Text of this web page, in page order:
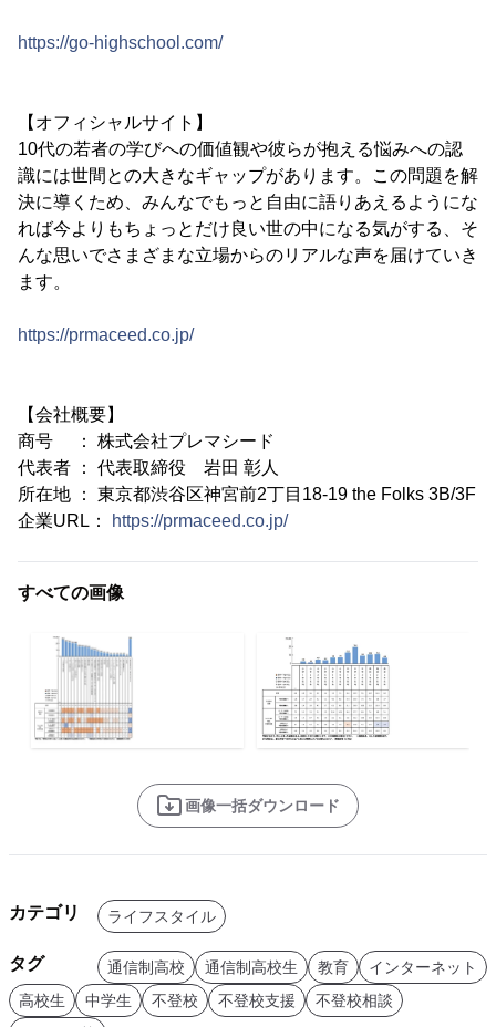
https://go-highschool.com/
【オフィシャルサイト】
10代の若者の学びへの価値観や彼らが抱える悩みへの認
識には世間との大きなギャップがあります。この問題を解
決に導くため、みんなでもっと自由に語りあえるようにな
れば今よりもちょっとだけ良い世の中になる気がする、そ
んな思いでさまざまな立場からのリアルな声を届けていき
ます。
https://prmaceed.co.jp/
【会社概要】
商号 ： 株式会社プレマシード
代表者 ： 代表取締役 岩田 彰人
所在地 ： 東京都渋谷区神宮前2丁目18-19 the Folks 3B/3F
企業URL：
https://prmaceed.co.jp/
すべての画像
画像一括ダウンロード
カテゴリ ライフスタイル
タグ 通信制高校 通信制高校生 教育
インターネット
高校生
中学生 不登校 不登校支援
不登校相談